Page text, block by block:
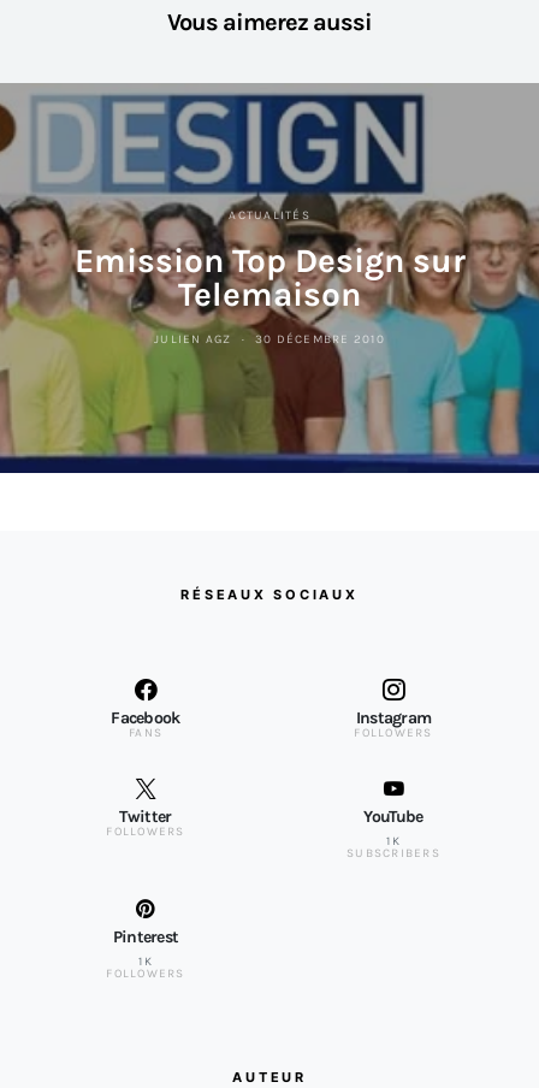
Vous aimerez aussi
ACTUALITÉS
Emission Top Design sur
Telemaison
JULIEN AGZ 30 DÉCEMBRE 2010
RÉSEAUX SOCIAUX
Facebook
FANS
Instagram
FOLLOWERS
Twitter
FOLLOWERS
YouTube
1K
SUBSCRIBERS
Pinterest
1K
FOLLOWERS
AUTEUR